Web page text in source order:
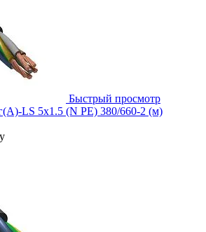
Быстрый просмотр
LS 5х1.5 (N PE) 380/660-2 (м)